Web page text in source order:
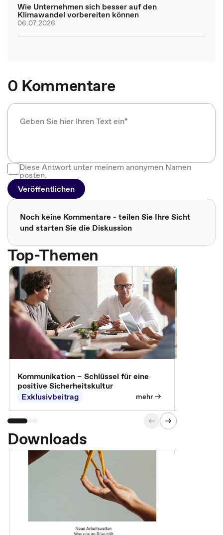
Wie Unternehmen sich besser auf den
Klimawandel vorbereiten können
06.07.2026
0 Kommentare
Diese Antwort unter meinem anonymen Namen
posten.
Veröffentlichen
Noch keine Kommentare - teilen Sie Ihre Sicht
und starten Sie die Diskussion
Top-Themen
Kommunikation – Schlüssel für eine
positive Sicherheitskultur
Exklusivbeitrag
mehr
Downloads